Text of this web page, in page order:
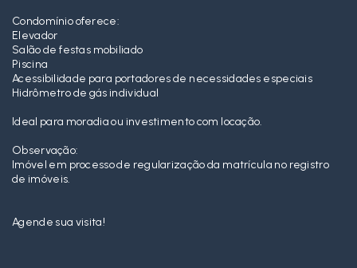
Condomínio oferece:
Elevador
Salão de festas mobiliado
Piscina
Acessibilidade para portadores de necessidades especiais
Hidrômetro de gás individual
Ideal para moradia ou investimento com locação.
Observação:
Imóvel em processo de regularização da matrícula no registro
de imóveis.
Agende sua visita!